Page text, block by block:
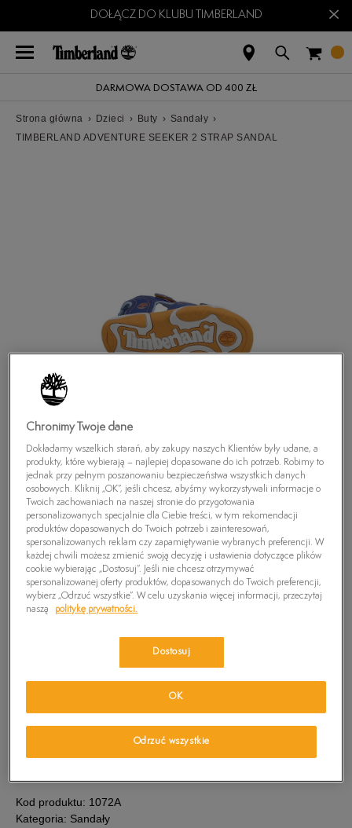
DOŁĄCZ DO KLUBU TIMBERLAND ×
DARMOWA DOSTAWA OD 400 ZŁ
Strona główna › Dzieci › Buty › Sandały ›
TIMBERLAND ADVENTURE SEEKER 2 STRAP SANDAL
TIMBERLAND ADVENTURE SEEKER 2 STRAP
SANDAL
149,99zł
32 19,5 cm
Sprawdź dostępność w salonach
Kod produktu: 1072A
Kategoria: Sandały
Chronimy Twoje dane
Dokładamy wszelkich starań, aby zakupy naszych Klientów były udane, a
produkty, które wybierają – najlepiej dopasowane do ich potrzeb. Robimy to
jednak przy pełnym poszanowaniu bezpieczeństwa wszystkich danych
osobowych. Kliknij „OK”, jeśli chcesz, abyśmy wykorzystywali informacje o
Twoich zachowaniach na naszej stronie do przygotowania
personalizowanych specjalnie dla Ciebie treści, w tym rekomendacji
produktów dopasowanych do Twoich potrzeb i zainteresowań,
spersonalizowanych reklam czy zapamiętywanie wybranych preferencji. W
każdej chwili możesz zmienić swoją decyzję i ustawienia dotyczące plików
cookie wybierając „Dostosuj”. Jeśli nie chcesz otrzymywać
spersonalizowanej oferty produktów, dopasowanych do Twoich preferencji,
wybierz „Odrzuć wszystkie”. W celu uzyskania więcej informacji, przeczytaj
naszą
politykę prywatności.
Dostosuj
Odrzuć wszystkie
OK